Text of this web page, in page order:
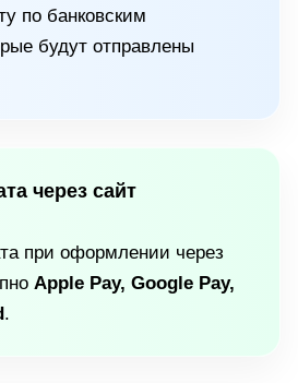
по банковским
будут отправлены
через сайт
при оформлении через
Apple Pay, Google Pay,
.